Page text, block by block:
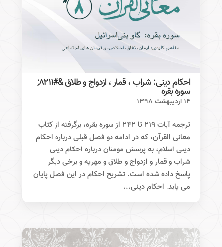
احکام دینی: شراب ، قمار ، ازدواج و طلاق &#۸۲۱۱;
سوره بقره
۱۴ اردیبهشت ۱۳۹۸
ترجمه آیات ۲۱۹ تا ۲۴۲ از سوره بقره، برگرفته از کتاب
معانی القرآن، که در ادامه دو فصل قبلی درباره احکام
دینی اسلام، به پرسش مومنان درباره احکام دینی
شراب و قمار و ازدواج و طلاق و مهریه و برخی دیگر
پاسخ داده شده است. تشریح احکام در این فصل پایان
می یابد. احکام دینی...